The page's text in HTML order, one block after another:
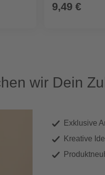
9,49 €
wir Dein
Exklusive
Kreative